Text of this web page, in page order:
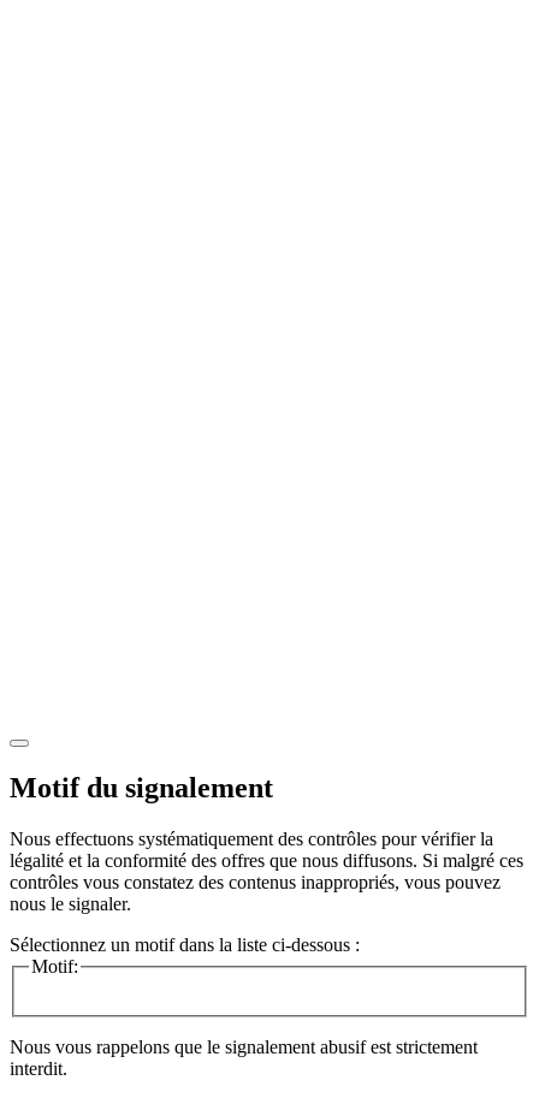
Motif du signalement
Nous effectuons systématiquement des contrôles pour vérifier la
légalité et la conformité des offres que nous diffusons. Si malgré ces
contrôles vous constatez des contenus inappropriés, vous pouvez
nous le signaler.
Sélectionnez un motif dans la liste ci-dessous :
Motif:
Nous vous rappelons que le signalement abusif est strictement
interdit.